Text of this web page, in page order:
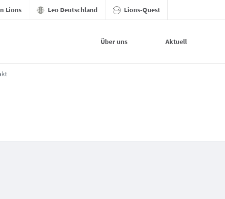
Lions Leo Deutschland Lions-Quest
Über uns Aktuell